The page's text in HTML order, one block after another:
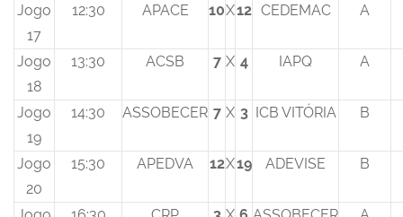
Jogo
17
12:30 APACE 10X12 CEDEMAC A
Jogo
18
13:30 ACSB 7 X 4 IAPQ A
Jogo
19
14:30 ASSOBECER 7 X 3 ICB VITÓRIA B
Jogo
20
15:30 APEDVA 12X19 ADEVISE B